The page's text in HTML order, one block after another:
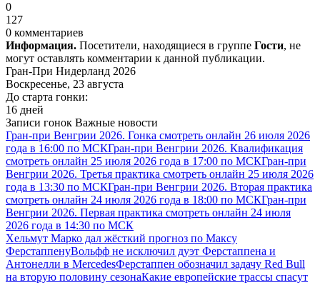
0
127
0 комментариев
Информация. Посетители, находящиеся в группе Гости, не
могут оставлять комментарии к данной публикации.
Гран-При Нидерланд 2026
Воскресенье, 23 августа
До старта гонки:
16 дней
Записи гонок Важные новости
Гран-при Венгрии 2026. Гонка смотреть онлайн 26 июля 2026
года в 16:00 по МСКГран-при Венгрии 2026. Квалификация
смотреть онлайн 25 июля 2026 года в 17:00 по МСКГран-при
Венгрии 2026. Третья практика смотреть онлайн 25 июля 2026
года в 13:30 по МСКГран-при Венгрии 2026. Вторая практика
смотреть онлайн 24 июля 2026 года в 18:00 по МСКГран-при
Венгрии 2026. Первая практика смотреть онлайн 24 июля
2026 года в 14:30 по МСК
Хельмут Марко дал жёсткий прогноз по Максу
ФерстаппенуВольфф не исключил дуэт Ферстаппена и
Антонелли в MercedesФерстаппен обозначил задачу Red Bull
на вторую половину сезонаКакие европейские трассы спасут